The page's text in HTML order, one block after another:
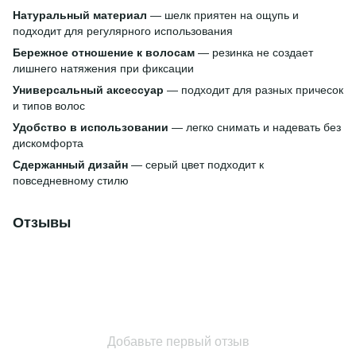
Натуральный материал — шелк приятен на ощупь и
подходит для регулярного использования
Бережное отношение к волосам — резинка не создает
лишнего натяжения при фиксации
Универсальный аксессуар — подходит для разных причесок
и типов волос
Удобство в использовании — легко снимать и надевать без
дискомфорта
Сдержанный дизайн — серый цвет подходит к
повседневному стилю
Отзывы
Добавьте первый отзыв